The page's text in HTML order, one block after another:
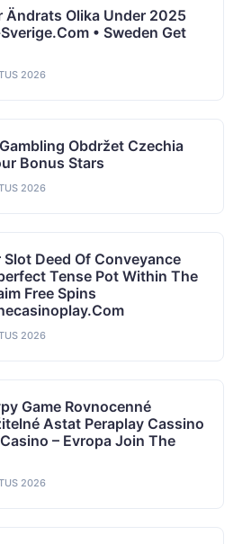
Ändrats Olika Under 2025
• Sweden Get
2026
Obdržet Czechia
Bonus Stars
2026
Slot Deed Of Conveyance
Tense Pot Within The
Free Spins
2026
Game Rovnocenné
Astat Peraplay Cassino
– Evropa Join The
2026